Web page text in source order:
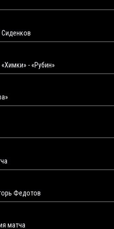
Сиденков
- «Рубин»
Федотов
матча